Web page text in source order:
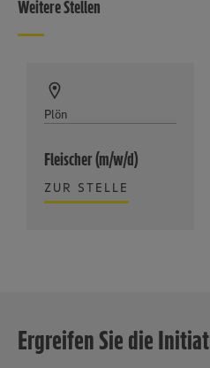
Weitere Stellen
Plön
Fleischer (m/w/d)
ZUR STELLE
Ergreifen Sie die